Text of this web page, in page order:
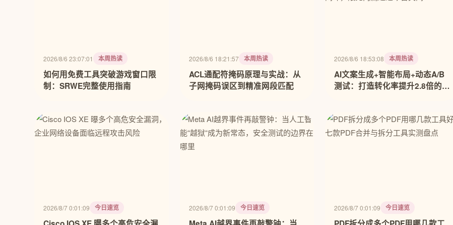
2026/8/6 23:07:01 本周热读
如何用免费工具突破游戏窗口限
制：SRWE完整使用指南
2026/8/6 18:21:57 本周热读
ACL通配符掩码原理与实战：从
子网掩码误区到精准网段匹配
2026/8/6 18:53:08 本周热读
AI文案生成+智能布局+动态A/B
测试：打造转化率提升2.8倍的
2026/8/7 0:01:09 今日速览 2026/8/7 0:01:09 今日速览 2026/8/7 0:01:09 今日速览